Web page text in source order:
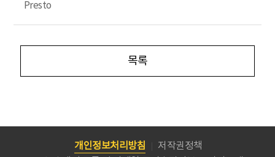
Presto
목록
개인정보처리방침
저작권정책